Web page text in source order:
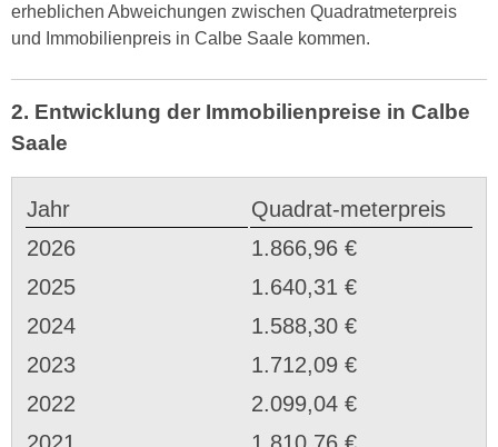
erheblichen Abweichungen zwischen Quadratmeterpreis
und Immobilienpreis in Calbe Saale kommen.
2. Entwicklung der Immobilienpreise in Calbe
Saale
Jahr
Quadrat-meterpreis
2026
1.866,96 €
2025
1.640,31 €
2024
1.588,30 €
2023
1.712,09 €
2022
2.099,04 €